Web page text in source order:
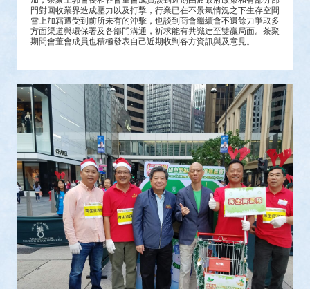
門對回收業界造成壓力以及打擊，行業已在不景氣情況之下生存空間
雪上加霜遭受到前所未有的沖擊，也談到商會繼續會不遺餘力爭取多
方面渠道與環保署及各部門溝通，祈求能有共識逹至雙贏局面。茶聚
期間會董會成員也積極發表自己近期收到各方資訊與及意見。